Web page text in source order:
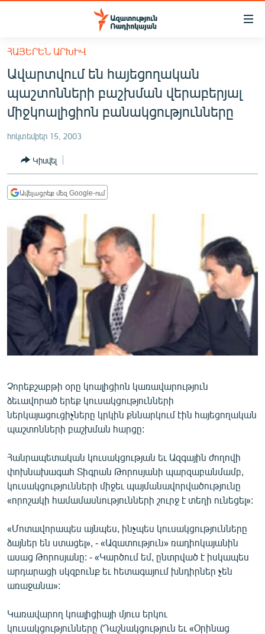
Մատչելիության
հիմնական
բովանդակությանը
հիմնական
մենյուին
ՀԱՅԱՍՏԱՆ
ՔԱՂԱՔԱԿԱՆ
ՀԱՍԱՐԱԿՈՒԹՅՈՒՆ
ՏՆՏԵՍՈՒԹՅՈՒՆ
ՂԱՐԱԲԱՂ
ՊԱՏԵՐԱԶՄԻ 6 ՇԱԲԱԹՆԵՐԸ
ՏԱՐԱԾԱՇՐՋԱՆ
ՄԻՋԱԶԳԱՅԻՆ
ՄՇԱԿՈՒՅԹ
ՍՊՈՐՏ
ՄԵԿՆԱԲԱՆՈՒԹՅՈՒՆ
ԿՈՐՈՆԱՎԻՐՈՒՍ
ԱՐԽԻՎ
ՏԵՍԱՆՅՈՒԹԵՐ
ՁԳՏԵԼՈՎ ԼԱՎԱԳՈՒՅՆԻՆ
ՓՈԴՔԱՍԹ
English
Русский
ՀԱՅԵՐԵՆ ԱՐԽԻՎ
Ավարտվում են հայեցողական
պաշտոնների բաշխման վերաբերյալ
միջկոալիցիոն բանակցությունները
հոկտեմբեր 15, 2003
Կիսվել
Ավելացրեք մեզ Google-ում
Չորեքշաբթի օրը կոալիցիոն կառավարություն
ձեւավորած երեք կուսակցությունների
ներկայացուցիչները կրկին քննարկում էին հայեցողական
պաշտոնների բաշխման հարցը:
Հանրապետական կուսակցության եւ Ազգային ժողովի
փոխնախագահ Տիգրան Թորոսյանի պարզաբանմամբ,
կուսակցությունների միջեւ պայմանավորվածությունը
«որոշակի համամասնությունների շուրջ է տեղի ունեցել»:
«Մոտավորապես այնպես, ինչպես կուսակցությունները
ձայներ են ստացել», - «Ազատություն» ռադիոկայանին
ասաց Թորոսյանը: - «Կարծում եմ, ընտրված է իսկապես
արդարացի սկզբունք եւ հետագայում խնդիրներ չեն
առաջանա»:
Կառավարող կոալիցիայի մյուս երկու
կուսակցությունները (Դաշնակցություն եւ «Օրինաց